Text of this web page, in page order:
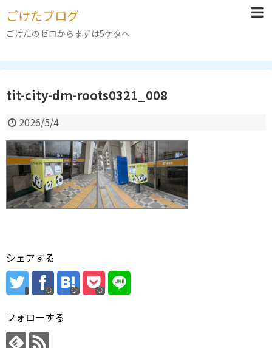
ごけたブログ
ごけたのゼロからまずは5ケタへ
tit-city-dm-roots0321_008
2026/5/4
シェアする
フォローする